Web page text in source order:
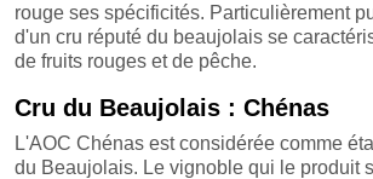
rouge ses spécificités. Particulièrement
d'un cru réputé du beaujolais se
de fruits rouges et de pêche.
Cru du Beaujolais : Chénas
L'AOC Chénas est considérée comme
du Beaujolais. Le vignoble qui le produit